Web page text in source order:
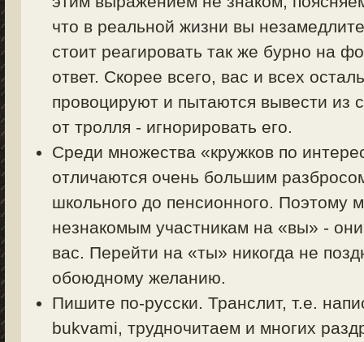
что в реальной жизни вы
стоит реагировать так же бурно на
ответ. Скорее всего, вас и всех
провоцируют и пытаются вывести из
от тролля - игнорировать его.
Среди множества «кружков по
отличаются очень большим
школьного до пенсионного. Поэтому
незнакомым участникам на «вы» -
вас. Перейти на «ты» никогда не
обоюдному желанию.
Пишите по-русски. Транслит, т.е.
bukvami, трудночитаем и многих